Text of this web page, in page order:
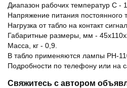
Диапазон рабочих температур С -
Напряжение питания постоянного
Нагрузка от табло на контакт
Габаритные размеры, мм -
Масса, кг - 0,9.
В табло применяются лампы РН-
Подробности по телефону или на
Свяжитесь с автором